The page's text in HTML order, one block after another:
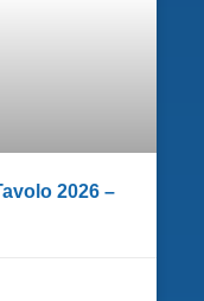
2026 –